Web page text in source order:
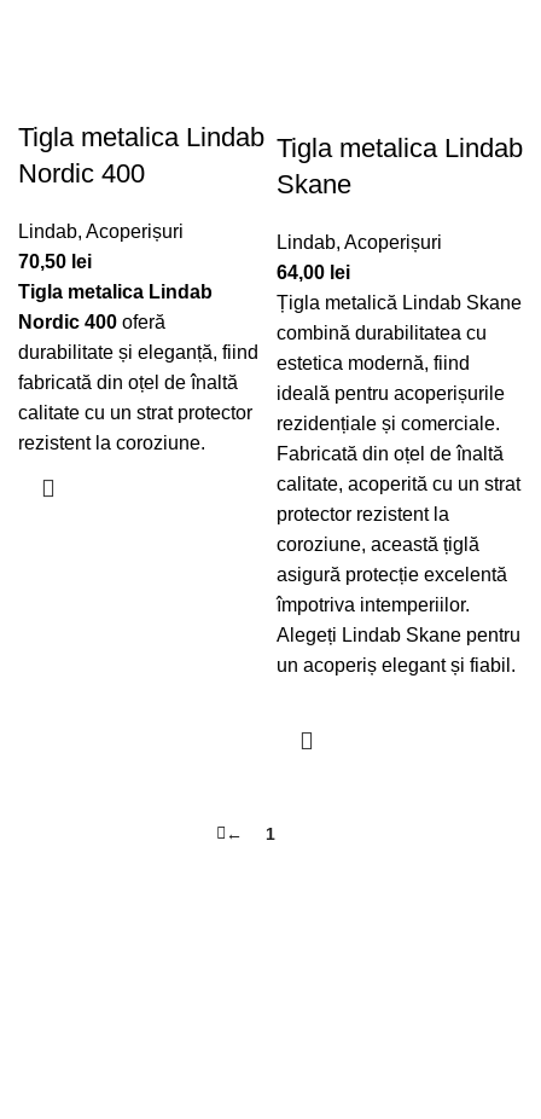
Tigla metalica Lindab
Nordic 400
Lindab, Acoperișuri
70,50 lei
Tigla metalica Lindab
Nordic 400 oferă
durabilitate și eleganță, fiind
fabricată din oțel de înaltă
calitate cu un strat protector
rezistent la coroziune.
Tigla metalica Lindab
Skane
Lindab, Acoperișuri
64,00 lei
Țigla metalică Lindab Skane
combină durabilitatea cu
estetica modernă, fiind
ideală pentru acoperișurile
rezidențiale și comerciale.
Fabricată din oțel de înaltă
calitate, acoperită cu un strat
protector rezistent la
coroziune, această țiglă
asigură protecție excelentă
împotriva intemperiilor.
Alegeți Lindab Skane pentru
un acoperiș elegant și fiabil.
← 1